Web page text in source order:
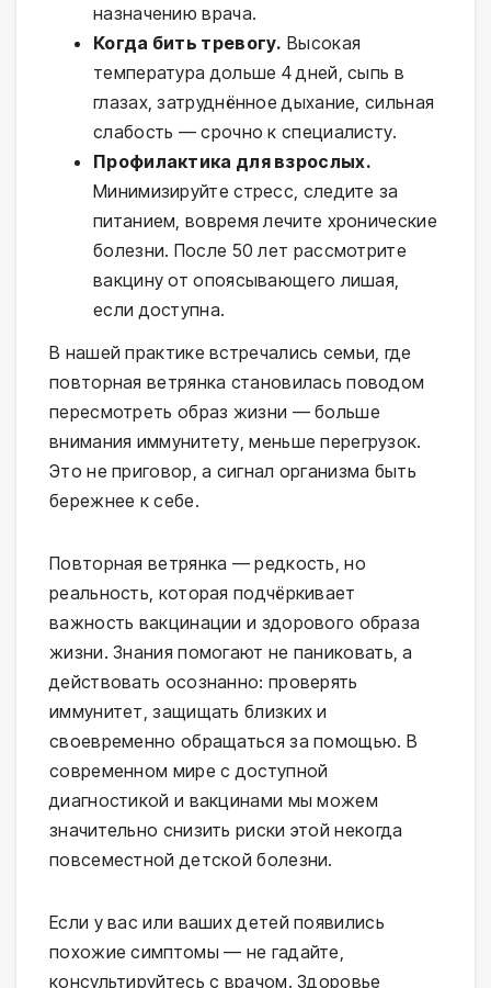
назначению врача.
Когда бить тревогу. Высокая
температура дольше 4 дней, сыпь в
глазах, затруднённое дыхание, сильная
слабость — срочно к специалисту.
Профилактика для взрослых.
Минимизируйте стресс, следите за
питанием, вовремя лечите хронические
болезни. После 50 лет рассмотрите
вакцину от опоясывающего лишая,
если доступна.
В нашей практике встречались семьи, где
повторная ветрянка становилась поводом
пересмотреть образ жизни — больше
внимания иммунитету, меньше перегрузок.
Это не приговор, а сигнал организма быть
бережнее к себе.
Повторная ветрянка — редкость, но
реальность, которая подчёркивает
важность вакцинации и здорового образа
жизни. Знания помогают не паниковать, а
действовать осознанно: проверять
иммунитет, защищать близких и
своевременно обращаться за помощью. В
современном мире с доступной
диагностикой и вакцинами мы можем
значительно снизить риски этой некогда
повсеместной детской болезни.
Если у вас или ваших детей появились
похожие симптомы — не гадайте,
консультируйтесь с врачом. Здоровье